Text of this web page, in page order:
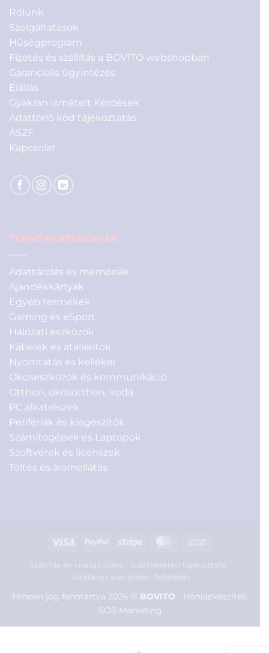
Rólunk
Szolgáltatások
Hűségprogram
Fizetés és szállítás a BOVITO webshopban
Garanciális ügyintézés
Elállás
Gyakran Ismételt Kérdések
Adattörlő kód tájékoztatás
ÁSZF
Kapcsolat
TERMÉKKATEGÓRIÁK
Adattárolás és memóriák
Ajándékkártyák
Egyéb termékek
Gaming és eSport
Hálózati eszközök
Kábelek és átalakítók
Nyomtatás és kellékei
Okoseszközök és kommunikáció
Otthon, okosotthon, iroda
PC alkatrészek
Perifériák és kiegészítők
Számítógépek és Laptopok
Szoftverek és licenszek
Töltés és áramellátás
Visa PayPal Stripe MasterCard
Delivery
Szállítás és visszaküldés
Adatkezelési tájékoztató
Általános szerződési feltételek
Minden jog fenntartva 2026 © BOVITO - Honlapkészítés:
SOS Marketing